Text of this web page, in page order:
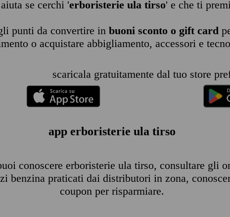
se cerchi 'erboristerie ula tirso' e che ti
punti da convertire in buoni sconto o gift card
o acquistare abbigliamento, accessori e
scaricala gratuitamente dal tuo store
app erboristerie ula tirso
conoscere erboristerie ula tirso, consultare gli
benzina praticati dai distributori in zona,
coupon per risparmiare.